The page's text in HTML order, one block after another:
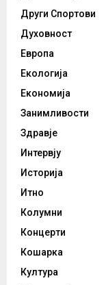
Други Спортови
Духовност
Европа
Екологија
Економија
Занимливости
Здравје
Интервју
Историја
Итно
Колумни
Концерти
Кошарка
Култура